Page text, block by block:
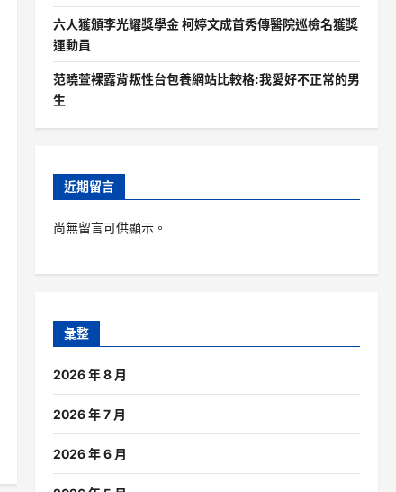
六人獲頒李光耀獎學金 柯婷文成首秀傳醫院巡檢名獲獎
運動員
范曉萱裸露背叛性台包養網站比較格:我愛好不正常的男
生
近期留言
尚無留言可供顯示。
彙整
2026 年 8 月
2026 年 7 月
2026 年 6 月